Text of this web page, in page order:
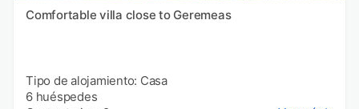
Comfortable villa close to Geremeas
Tipo de alojamiento: Casa
6 huéspedes